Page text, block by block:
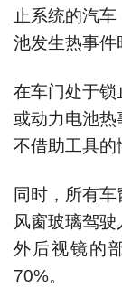
止系统的汽
池发生热事件
在车门处于
或动力电池热
不借助工具的
同时，所有
风窗玻璃驾
外后视镜的
70%。